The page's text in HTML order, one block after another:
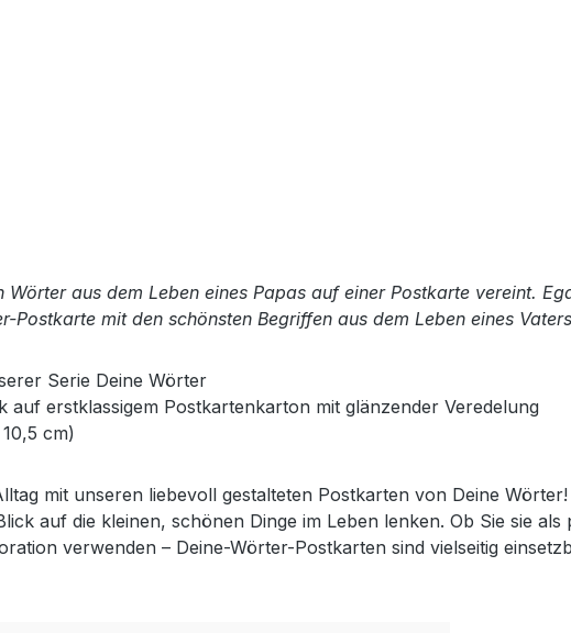
Wörter aus dem Leben eines Papas auf einer Postkarte vereint.
Postkarte mit den schönsten Begriffen aus dem Leben eines
Serie Deine Wörter
auf erstklassigem Postkartenkarton mit glänzender Veredelung
cm)
mit unseren liebevoll gestalteten Postkarten von Deine
auf die kleinen, schönen Dinge im Leben lenken. Ob Sie sie
verwenden – Deine-Wörter-Postkarten sind vielseitig